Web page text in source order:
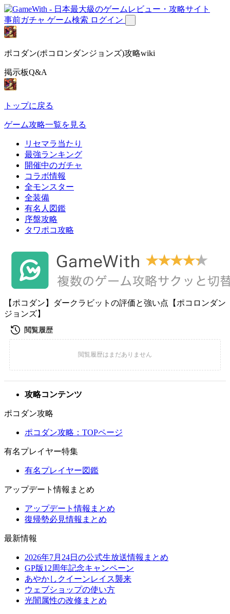
事前ガチャ ゲーム検索 ログイン
ポコダン(ポコロンダンジョンズ)攻略wiki
掲示板Q&A
トップに戻る
ゲーム攻略一覧を見る
リセマラ当たり
最強ランキング
開催中のガチャ
コラボ情報
全モンスター
全装備
有名人図鑑
序盤攻略
タワポコ攻略
【ポコダン】ダークラビットの評価と強い点【ポコロンダン
ジョンズ】
攻略コンテンツ
ポコダン攻略
ポコダン攻略：TOPページ
有名プレイヤー特集
有名プレイヤー図鑑
アップデート情報まとめ
アップデート情報まとめ
復帰勢必見情報まとめ
最新情報
2026年7月24日の公式生放送情報まとめ
GP版12周年記念キャンペーン
あやかしクイーンレイス襲来
ウェブショップの使い方
光闇属性の改修まとめ